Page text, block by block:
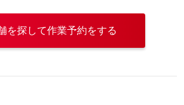
を探して作業予約をする